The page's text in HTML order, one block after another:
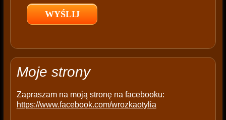
e
p
y
Moje strony
Zapraszam na moją stronę na facebooku:
https://www.facebook.com/wrozkaotylia